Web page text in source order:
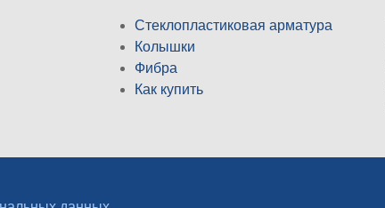
Стеклопластиковая арматура
Колышки
Фибра
Как купить